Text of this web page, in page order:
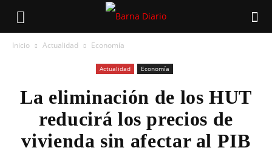
Inicio Actualidad Economía
Actualidad Economía
La eliminación de los HUT
reducirá los precios de
vivienda sin afectar al PIB